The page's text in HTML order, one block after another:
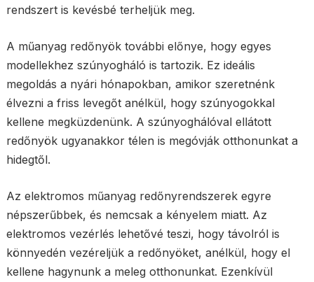
rendszert is kevésbé terheljük meg.
A műanyag redőnyök további előnye, hogy egyes
modellekhez szúnyogháló is tartozik. Ez ideális
megoldás a nyári hónapokban, amikor szeretnénk
élvezni a friss levegőt anélkül, hogy szúnyogokkal
kellene megküzdenünk. A szúnyoghálóval ellátott
redőnyök ugyanakkor télen is megóvják otthonunkat a
hidegtől.
Az elektromos műanyag redőnyrendszerek egyre
népszerűbbek, és nemcsak a kényelem miatt. Az
elektromos vezérlés lehetővé teszi, hogy távolról is
könnyedén vezéreljük a redőnyöket, anélkül, hogy el
kellene hagynunk a meleg otthonunkat. Ezenkívül